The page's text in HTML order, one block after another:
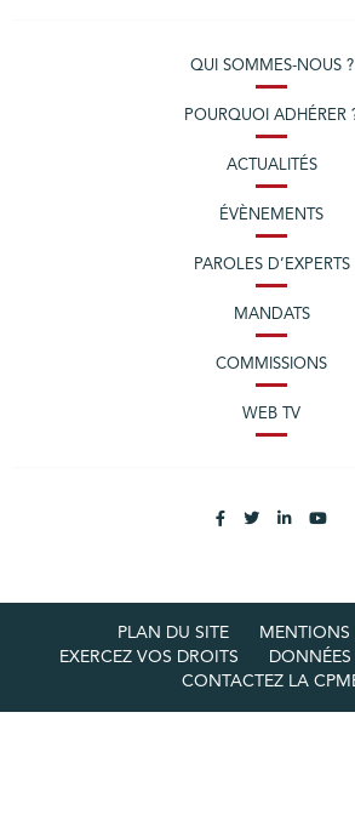
QUI SOMMES-NOUS ?
POURQUOI ADHÉRER
ACTUALITÉS
ÉVÈNEMENTS
PAROLES D’EXPERTS
MANDATS
COMMISSIONS
WEB TV
PLAN DU SITE
MENTIONS
EXERCEZ VOS DROITS
DONNÉES
CONTACTEZ LA